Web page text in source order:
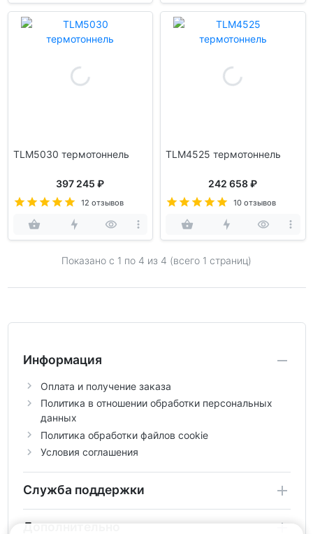
TLM5030 термотоннель
397 245 ₽
12 отзывов
TLM4525 термотоннель
242 658 ₽
10 отзывов
Показано с 1 по 4 из 4 (всего 1 страниц)
Информация
Оплата и получение заказа
Политика в отношении обработки персональных
данных
Политика обработки файлов cookie
Условия соглашения
Служба поддержки
Дополнительно